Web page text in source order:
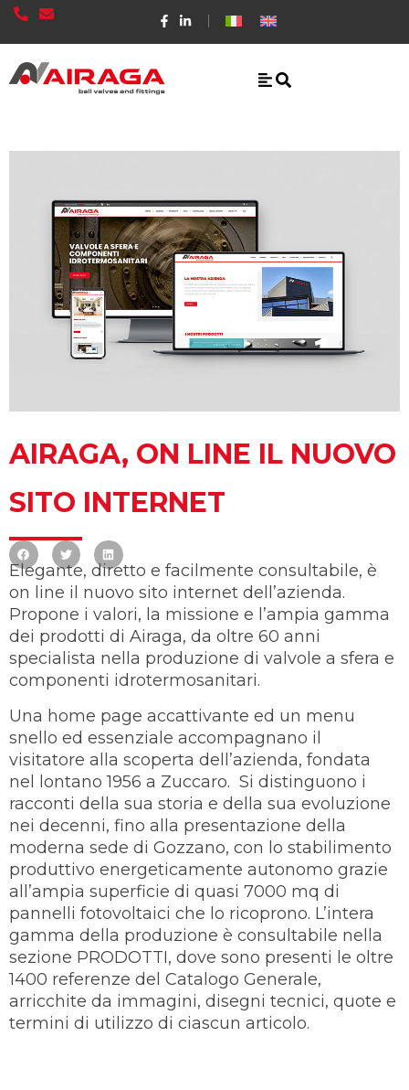
AIRAGA, ON LINE IL NUOVO
SITO INTERNET
Elegante, diretto e facilmente consultabile, è
on line il nuovo sito internet dell’azienda.
Propone i valori, la missione e l’ampia gamma
dei prodotti di Airaga, da oltre 60 anni
specialista nella produzione di valvole a sfera e
componenti idrotermosanitari.
Una home page accattivante ed un menu
snello ed essenziale accompagnano il
visitatore alla scoperta dell’azienda, fondata
nel lontano 1956 a Zuccaro. Si distinguono i
racconti della sua storia e della sua evoluzione
nei decenni, fino alla presentazione della
moderna sede di Gozzano, con lo stabilimento
produttivo energeticamente autonomo grazie
all’ampia superficie di quasi 7000 mq di
pannelli fotovoltaici che lo ricoprono. L’intera
gamma della produzione è consultabile nella
sezione PRODOTTI, dove sono presenti le oltre
1400 referenze del Catalogo Generale,
arricchite da immagini, disegni tecnici, quote e
termini di utilizzo di ciascun articolo.